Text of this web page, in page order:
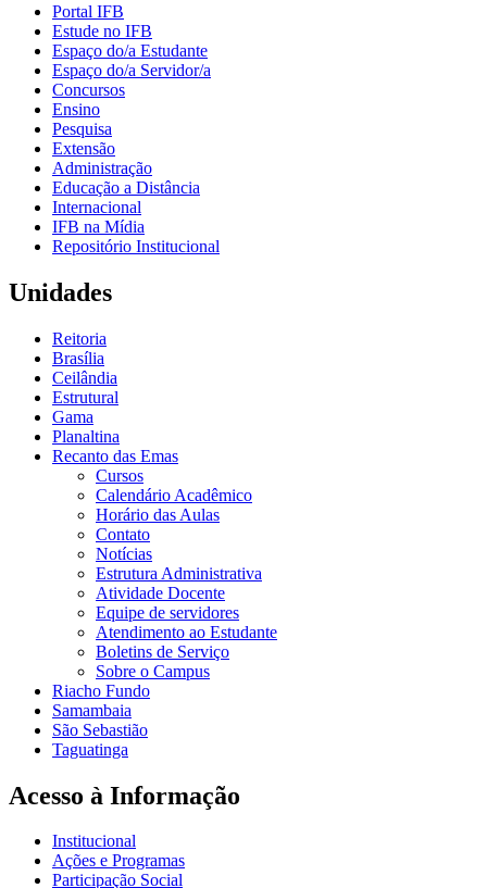
Portal IFB
Estude no IFB
Espaço do/a Estudante
Espaço do/a Servidor/a
Concursos
Ensino
Pesquisa
Extensão
Administração
Educação a Distância
Internacional
IFB na Mídia
Repositório Institucional
Unidades
Reitoria
Brasília
Ceilândia
Estrutural
Gama
Planaltina
Recanto das Emas
Cursos
Calendário Acadêmico
Horário das Aulas
Contato
Notícias
Estrutura Administrativa
Atividade Docente
Equipe de servidores
Atendimento ao Estudante
Boletins de Serviço
Sobre o Campus
Riacho Fundo
Samambaia
São Sebastião
Taguatinga
Acesso à Informação
Institucional
Ações e Programas
Participação Social